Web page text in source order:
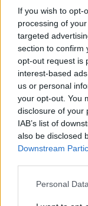
If you wish to opt-
processing of
targeted
section to confirm
opt-out request is
interest-based
us or personal
your opt-out. You
disclosure of your
IAB’s list of
also be disclosed
Downstream
Personal
„Planuojant
pagalvoti, kaip
Pradėkite nuo
naudojate.
Lauko
muzikai ir
paversti maža
LED girliandos
svajingam
šviestuvai bei